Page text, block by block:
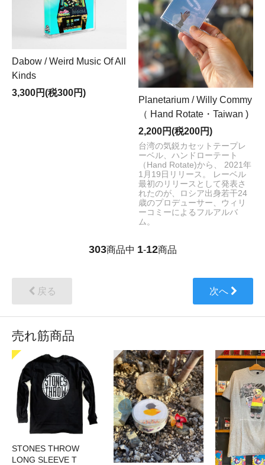
Dabow / Weird Music Of All
Kinds
3,300円(税300円)
Planetarium / Willy Commy
（ Hand Rotate・Taiwan )
2,200円(税200円)
台湾の気鋭カセットテープレ
ーベル、ハンドローテート
（Hand Rotate)から、 2021年
1月19日リリース。 レーベル
最初のリリースとして発表さ
れたのが、ロシア出身若干24
歳のプロデューサー、ウィリ
ーコミーによるフルアルバ
ム。
303商品中 1-12商品
戻る 次へ
売れ筋商品
STONES THROW
LONG SLEEVE T